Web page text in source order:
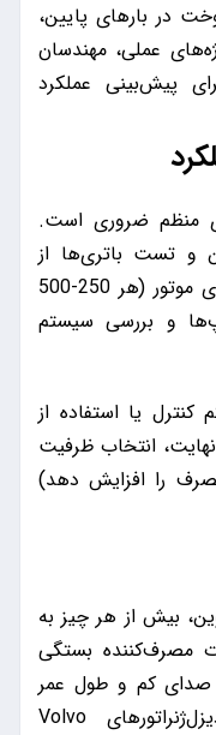
در بارهای پایین،
عملی، مهندسان
پیش‌بینی عملکرد
منظم ضروری است.
و تست باتری‌ها از
اقدامات پایه هستند. سرویس دوره‌ای موتور (هر 250-500
و بررسی سیستم
کنترل یا استفاده از
انتخاب ظرفیت
را افزایش دهد)
بیش از هر چیز به
مصرف‌کننده بستگی
صدای کم و طول عمر
چندده‌ساله در اولویت باشد، دیزل‌ژنراتورهای Volvo